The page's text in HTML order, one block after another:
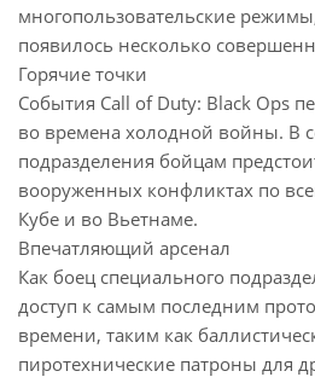
многопользовательские
появилось несколько
Горячие точки
События Call of Duty: Black Ops
во времена холодной войны. В
подразделения бойцам
вооруженных конфликтах по
Кубе и во Вьетнаме.
Впечатляющий арсенал
Как боец специального
доступ к самым последним
времени, таким как
пиротехнические патроны для